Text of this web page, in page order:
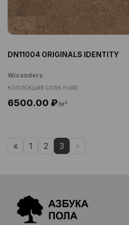
DN11004 ORIGINALS IDENTITY
Wicanders
КОЛЛЕКЦИЯ CORK PURE
6500.00 ₽/м²
« 1 2 3 »